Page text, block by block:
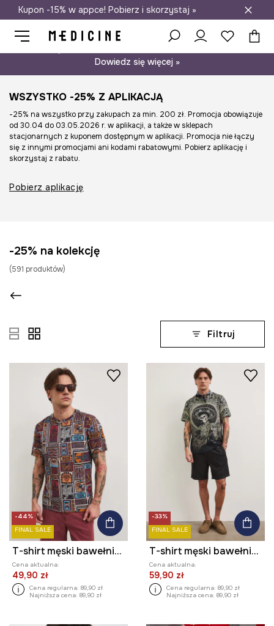
Darmowa dostawa do salonów
Kupon -15% w appce! Pobierz i skorzystaj »
Dowiedz się więcej »
WSZYSTKO -25% Z APLIKACJĄ
-25% na wszystko przy zakupach za min. 200 zł. Promocja obowiązuje
od 30.04 do 03.05.2026 r. w aplikacji, a także w sklepach
stacjonarnych z kuponem dostępnym w aplikacji. Promocja nie łączy
się z innymi promocjami ani kodami rabatowymi. Pobierz aplikację i
skorzystaj z rabatu.
Pobierz aplikację
-25% na kolekcję
(591 produktów)
Filtruj
-44%
FINAL SALE
T-shirt męski bawełniany z elastanem
Cena aktualna:
49,90 zł
Cena regularna: 89,90 zł
Najniższa cena: 89,90 zł
-33%
FINAL SALE
T-shirt męski bawełniany z elastanem
Cena aktualna:
59,90 zł
Cena regularna: 89,90 zł
Najniższa cena: 89,90 zł